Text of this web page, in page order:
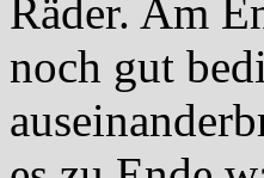
Räder. Am
noch gut